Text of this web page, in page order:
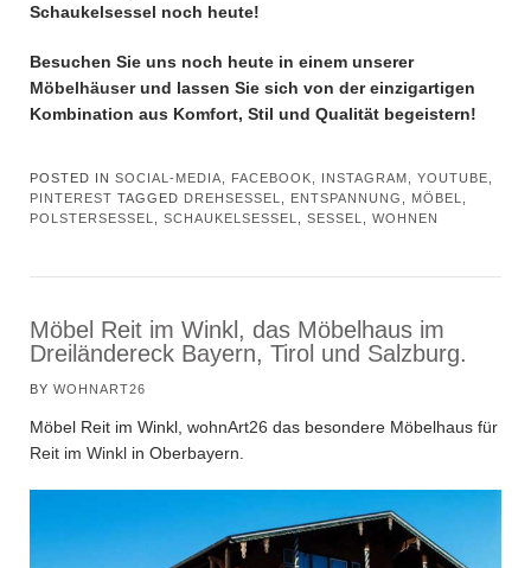
Schaukelsessel noch heute!
Besuchen Sie uns noch heute in einem unserer
Möbelhäuserund lassen Sie sich von der einzigartigen
Kombination aus Komfort, Stil und Qualität begeistern!
POSTED IN SOCIAL-MEDIA, FACEBOOK, INSTAGRAM, YOUTUBE,
PINTEREST TAGGED DREHSESSEL ENTSPANNUNG MÖBEL
POLSTERSESSEL
SCHAUKELSESSEL SESSEL WOHNEN
Möbel Reit im Winkl, das Möbelhaus im
Dreiländereck Bayern, Tirol und Salzburg.
BY WOHNART26
Möbel Reit im Winkl, wohnArt26 das besondere Möbelhaus für
Reit im Winkl in Oberbayern.